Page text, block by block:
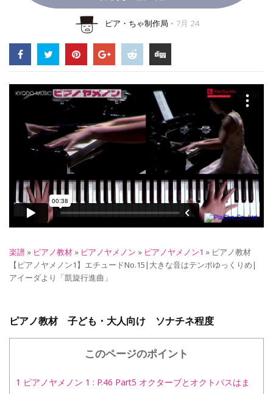
ピア・ちゃ制作局 7月 24
楽譜 » ピアノ教材 » ピアノヤメノン » ピアノヤメノン1 » ピアノ教材
【ピアノヤメノン1】エチュードNo.15|大きな音はテンポゆっくりめ|
アイーダより「凱旋行進曲」
ピアノ教材 子ども・大人向け ソナチネ程度
このページのポイント
1 ピアノヤメノン 1 : P.46 Part5 オクターブとオクトパスはま